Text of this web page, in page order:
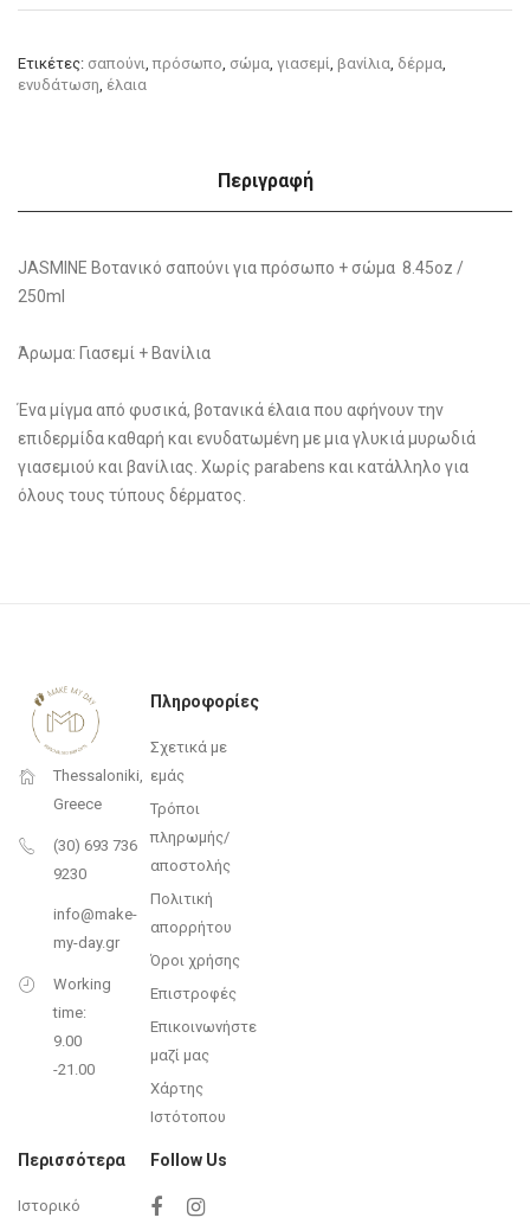
Ετικέτες: σαπούνι ,πρόσωπο σώμα γιασεμί βανίλια δέρμα
ενυδάτωση έλαια
Περιγραφή
JASMINE Βοτανικό σαπούνι για πρόσωπο + σώμα 8.45oz /
250ml
Άρωμα: Γιασεμί + Βανίλια
Ένα μίγμα από φυσικά, βοτανικά έλαια που αφήνουν την
επιδερμίδα καθαρή και ενυδατωμένη με μια γλυκιά μυρωδιά
γιασεμιού και βανίλιας. Χωρίς parabens και κατάλληλο για
όλους τους τύπους δέρματος.
Thessaloniki,
Greece
(30) 693 736
9230
info@make-
my-day.gr
Working
time:
9.00
-21.00
Πληροφορίες
Σχετικά με
εμάς
Τρόποι
πληρωμής/
αποστολής
Πολιτική
απορρήτου
Όροι χρήσης
Επιστροφές
Επικοινωνήστε
μαζί μας
Χάρτης
Ιστότοπου
Περισσότερα
Ιστορικό
Follow Us